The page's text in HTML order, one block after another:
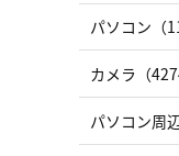
パソコン（
カメラ（
パソコン周